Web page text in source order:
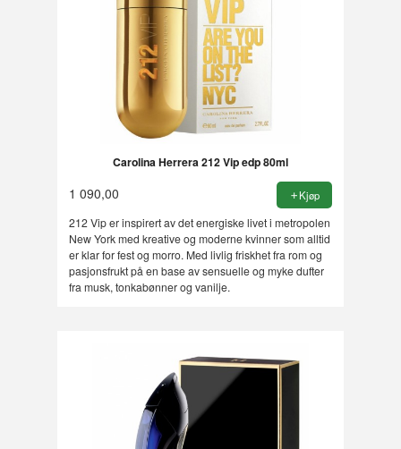
Carolina Herrera 212 Vip edp 80ml
1 090,00 Kjøp
212 Vip er inspirert av det energiske livet i metropolen
New York med kreative og moderne kvinner som alltid
er klar for fest og morro. Med livlig friskhet fra rom og
pasjonsfrukt på en base av sensuelle og myke dufter
fra musk, tonkabønner og vanilje.